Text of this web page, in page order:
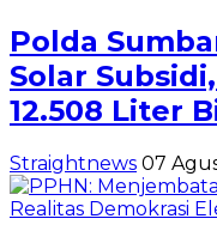
Polda
Solar
12.508 Liter
Straightnews 07